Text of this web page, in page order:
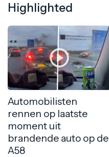
Highlighted
Automobilisten
rennen op laatste
moment uit
brandende auto op de
A58